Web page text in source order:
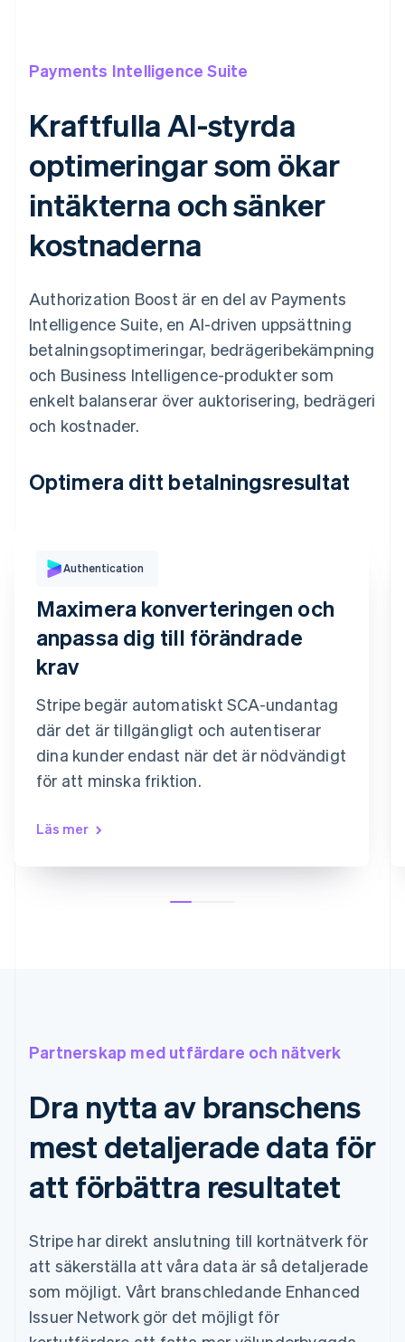
Payments Intelligence Suite
Kraftfulla AI-styrda
optimeringar som ökar
intäkterna och sänker
kostnaderna
Authorization Boost är en del av Payments
Intelligence Suite, en AI-driven uppsättning
betalningsoptimeringar, bedrägeribekämpning
och Business Intelligence-produkter som
enkelt balanserar över auktorisering, bedrägeri
och kostnader.
Optimera ditt betalningsresultat
Inköpsautentisering
registrerade mobilnummer som slutar på
6080
Bekräftelsekod
Skicka koden igen
Authentication
Maximera konverteringen och
anpassa dig till förändrade
krav
Stripe begär automatiskt SCA-undantag
där det är tillgängligt och autentiserar
dina kunder endast när det är nödvändigt
för att minska friktion.
Läs mer
Partnerskap med utfärdare och nätverk
Dra nytta av branschens
mest detaljerade data för
att förbättra resultatet
Stripe har direkt anslutning till kortnätverk för
att säkerställa att våra data är så detaljerade
som möjligt. Vårt branschledande Enhanced
Issuer Network gör det möjligt för